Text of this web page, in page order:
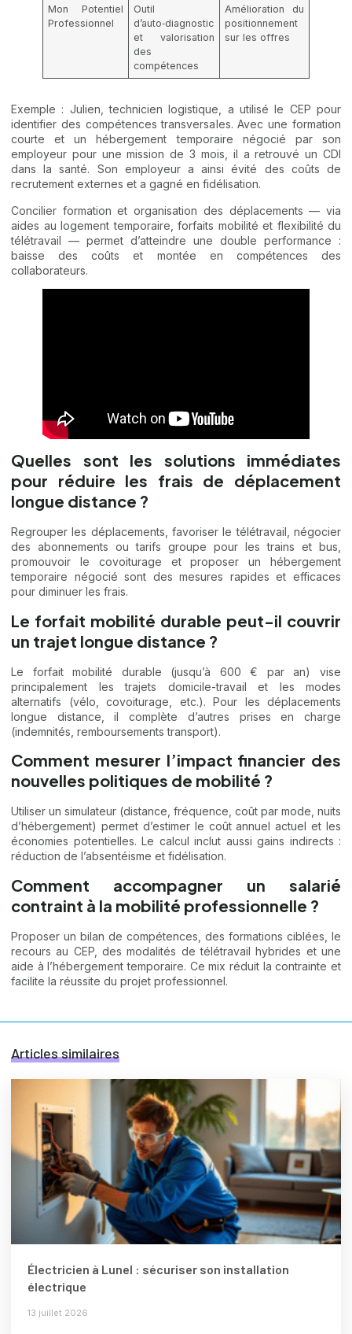
Mon Potentiel
Professionnel
Outil
d’auto‑diagnostic
et valorisation
des
compétences
Amélioration du
positionnement
sur les offres
Exemple : Julien, technicien logistique, a utilisé le CEP pour
identifier des compétences transversales. Avec une formation
courte et un hébergement temporaire négocié par son
employeur pour une mission de 3 mois, il a retrouvé un CDI
dans la santé. Son employeur a ainsi évité des coûts de
recrutement externes et a gagné en fidélisation.
Concilier formation et organisation des déplacements — via
aides au logement temporaire, forfaits mobilité et flexibilité du
télétravail — permet d’atteindre une double performance :
baisse des coûts et montée en compétences des
collaborateurs.
Quelles sont les solutions immédiates
pour réduire les frais de déplacement
longue distance ?
Regrouper les déplacements, favoriser le télétravail, négocier
des abonnements ou tarifs groupe pour les trains et bus,
promouvoir le covoiturage et proposer un hébergement
temporaire négocié sont des mesures rapides et efficaces
pour diminuer les frais.
Le forfait mobilité durable peut-il couvrir
un trajet longue distance ?
Le forfait mobilité durable (jusqu’à 600 € par an) vise
principalement les trajets domicile-travail et les modes
alternatifs (vélo, covoiturage, etc.). Pour les déplacements
longue distance, il complète d’autres prises en charge
(indemnités, remboursements transport).
Comment mesurer l’impact financier des
nouvelles politiques de mobilité ?
Utiliser un simulateur (distance, fréquence, coût par mode, nuits
d’hébergement) permet d’estimer le coût annuel actuel et les
économies potentielles. Le calcul inclut aussi gains indirects :
réduction de l’absentéisme et fidélisation.
Comment accompagner un salarié
contraint à la mobilité professionnelle ?
Proposer un bilan de compétences, des formations ciblées, le
recours au CEP, des modalités de télétravail hybrides et une
aide à l’hébergement temporaire. Ce mix réduit la contrainte et
facilite la réussite du projet professionnel.
Articles similaires
Électricien à Lunel : sécuriser son installation
électrique
13 juillet 2026